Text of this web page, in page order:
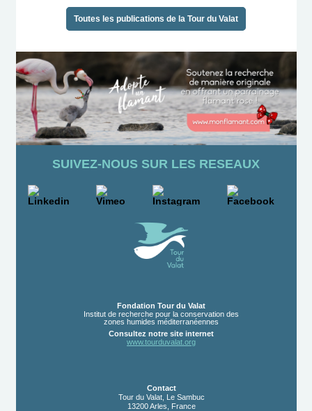
Toutes les publications de la Tour du Valat
SUIVEZ-NOUS SUR LES RESEAUX
Fondation Tour du Valat
Institut de recherche pour la conservation des
zones humides méditerranéennes
Consultez notre site internet
www.tourduvalat org
Contact
Tour du Valat, Le Sambuc
13200 Arles, France